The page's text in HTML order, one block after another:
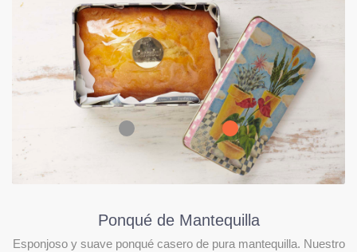
Ponqué de Mantequilla
Esponjoso y suave ponqué casero de pura mantequilla. Nuestro